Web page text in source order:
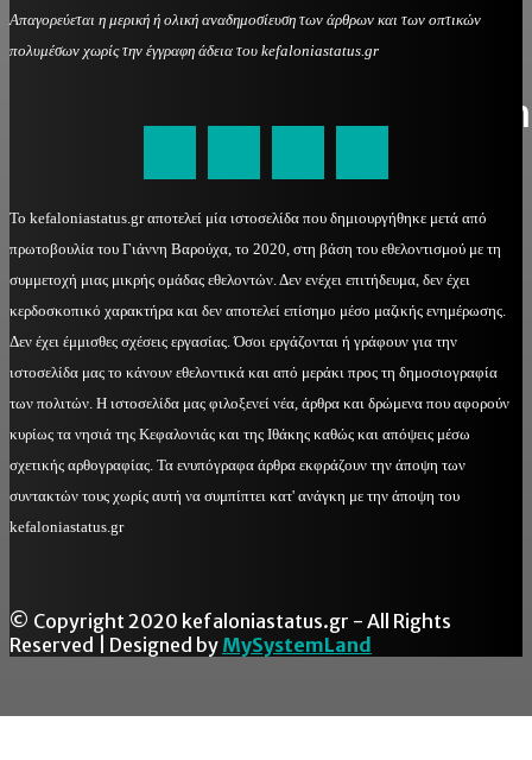
Απαγορεύεται η μερική ή ολική αναδημοσίευση των άρθρων και των οπτικών
πολυμέσων χωρίς την έγγραφη άδεια του kefaloniastatus.gr
kefaloniastatus@gmail.com
Το kefaloniastatus.gr αποτελεί μία ιστοσελίδα που δημιουργήθηκε μετά από
πρωτοβουλία του Γιάννη Βαρούχα, το 2020, στη βάση του εθελοντισμού με τη
συμμετοχή μιας μικρής ομάδας εθελοντών. Δεν ενέχει επιτήδευμα, δεν έχει
κερδοσκοπικό χαρακτήρα και δεν αποτελεί επίσημο μέσο μαζικής ενημέρωσης.
Δεν έχει έμμισθες σχέσεις εργασίας. Όσοι εργάζονται ή γράφουν για την
ιστοσελίδα μας το κάνουν εθελοντικά και από μεράκι προς τη δημοσιογραφία
των πολιτών. Η ιστοσελίδα μας φιλοξενεί νέα, άρθρα και δρώμενα που αφορούν
κυρίως τα νησιά της Κεφαλονιάς και της Ιθάκης καθώς και απόψεις μέσω
σχετικής αρθογραφίας. Τα ενυπόγραφα άρθρα εκφράζουν την άποψη των
συντακτών τους χωρίς αυτή να συμπίπτει κατ' ανάγκη με την άποψη του
kefaloniastatus.gr
© Copyright 2020 kefaloniastatus.gr - All Rights
Reserved | Designed by MySystemLand